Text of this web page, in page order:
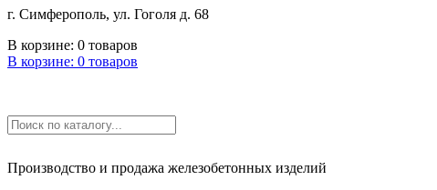
г. Симферополь, ул. Гоголя д. 68
В корзине: 0 товаров
В корзине: 0 товаров
Производство и продажа железобетонных изделий